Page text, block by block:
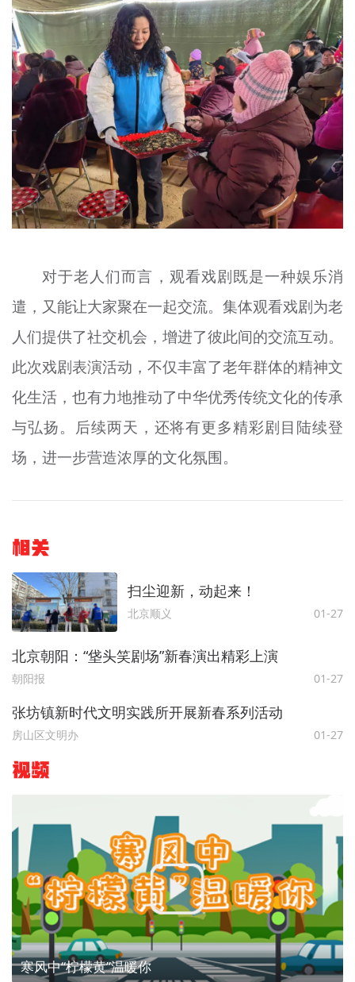
对于老人们而言，观看戏剧既是一种娱乐消
遣，又能让大家聚在一起交流。集体观看戏剧为老
人们提供了社交机会，增进了彼此间的交流互动。
此次戏剧表演活动，不仅丰富了老年群体的精神文
化生活，也有力地推动了中华优秀传统文化的传承
与弘扬。后续两天，还将有更多精彩剧目陆续登
场，进一步营造浓厚的文化氛围。
相关
扫尘迎新，动起来！
北京顺义 01-27
北京朝阳：“垡头笑剧场”新春演出精彩上演
朝阳报 01-27
张坊镇新时代文明实践所开展新春系列活动
房山区文明办 01-27
视频
寒风中“柠檬黄”温暖你